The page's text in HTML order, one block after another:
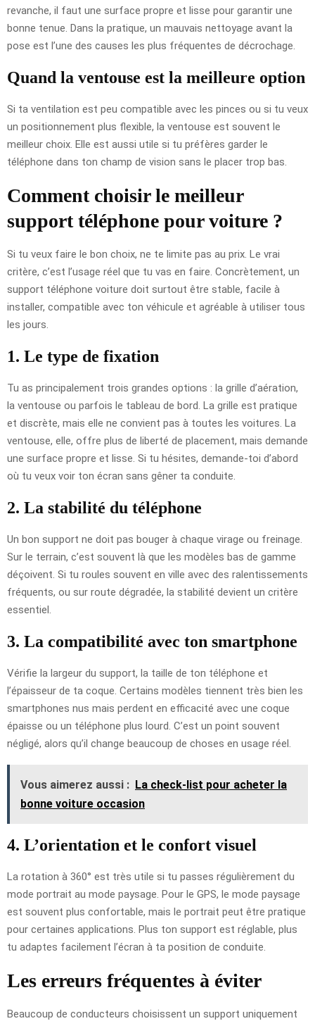
revanche, il faut une surface propre et lisse pour garantir une
bonne tenue. Dans la pratique, un mauvais nettoyage avant la
pose est l’une des causes les plus fréquentes de décrochage.
Quand la ventouse est la meilleure option
Si ta ventilation est peu compatible avec les pinces ou si tu veux
un positionnement plus flexible, la ventouse est souvent le
meilleur choix. Elle est aussi utile si tu préfères garder le
téléphone dans ton champ de vision sans le placer trop bas.
Comment choisir le meilleur
support téléphone pour voiture ?
Si tu veux faire le bon choix, ne te limite pas au prix. Le vrai
critère, c’est l’usage réel que tu vas en faire. Concrètement, un
support téléphone voiture doit surtout être stable, facile à
installer, compatible avec ton véhicule et agréable à utiliser tous
les jours.
1. Le type de fixation
Tu as principalement trois grandes options : la grille d’aération,
la ventouse ou parfois le tableau de bord. La grille est pratique
et discrète, mais elle ne convient pas à toutes les voitures. La
ventouse, elle, offre plus de liberté de placement, mais demande
une surface propre et lisse. Si tu hésites, demande-toi d’abord
où tu veux voir ton écran sans gêner ta conduite.
2. La stabilité du téléphone
Un bon support ne doit pas bouger à chaque virage ou freinage.
Sur le terrain, c’est souvent là que les modèles bas de gamme
déçoivent. Si tu roules souvent en ville avec des ralentissements
fréquents, ou sur route dégradée, la stabilité devient un critère
essentiel.
3. La compatibilité avec ton smartphone
Vérifie la largeur du support, la taille de ton téléphone et
l’épaisseur de ta coque. Certains modèles tiennent très bien les
smartphones nus mais perdent en efficacité avec une coque
épaisse ou un téléphone plus lourd. C’est un point souvent
négligé, alors qu’il change beaucoup de choses en usage réel.
Vous aimerez aussi : La check-list pour acheter la
bonne voiture occasion
4. L’orientation et le confort visuel
La rotation à 360° est très utile si tu passes régulièrement du
mode portrait au mode paysage. Pour le GPS, le mode paysage
est souvent plus confortable, mais le portrait peut être pratique
pour certaines applications. Plus ton support est réglable, plus
tu adaptes facilement l’écran à ta position de conduite.
Les erreurs fréquentes à éviter
Beaucoup de conducteurs choisissent un support uniquement